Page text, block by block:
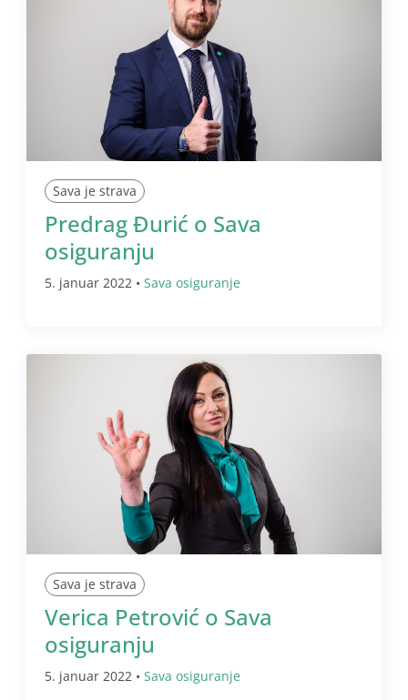
Sava je strava
Predrag Đurić o Sava
osiguranju
5. januar 2022 • Sava osiguranje
Sava je strava
Verica Petrović o Sava
osiguranju
5. januar 2022 • Sava osiguranje